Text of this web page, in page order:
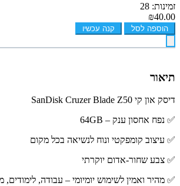
זמינות: 28
₪40.00
הוספה לסל קנה עכשיו
תיאור
דיסק און קי SanDisk Cruzer Blade Z50
✅ נפח אחסון ענק – 64GB
✅ עיצוב קומפקטי ונוח לנשיאה בכל מקום
✅ צבע שחור-אדום יוקרתי
✅ מהיר ואמין לשימוש יומיומי – עבודה,